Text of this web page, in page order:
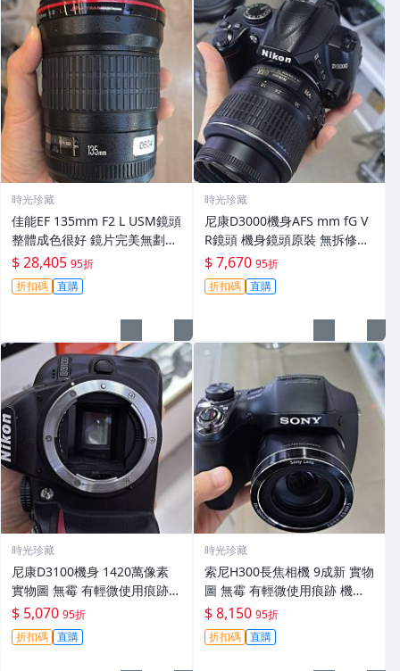
時光珍藏
佳能EF 135mm F2 L USM鏡頭
整體成色很好 鏡片完美無劃痕
功能一切正常 無拆修無-3430
$ 28,405 95折
折扣碼 直購
時光珍藏
尼康D3000機身AFS mm fG V
R鏡頭 機身鏡頭原裝 無拆修無
翻新 有輕微使用痕跡 鏡頭-34
30
$ 7,670 95折
折扣碼 直購
時光珍藏
尼康D3100機身 1420萬像素
實物圖 無霉 有輕微使用痕跡
機身原裝 無拆修無翻新 臨-34
3
$ 5,070 95折
折扣碼 直購
時光珍藏
索尼H300長焦相機 9成新 實物
圖 無霉 有輕微使用痕跡 機身
鏡頭原裝 無拆修無翻新-3430
$ 8,150 95折
折扣碼 直購